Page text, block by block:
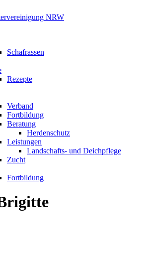
Schafrassen
Rezepte
Verband
Fortbildung
Beratung
Herdenschutz
Leistungen
Landschafts- und Deichpflege
Zucht
Fortbildung